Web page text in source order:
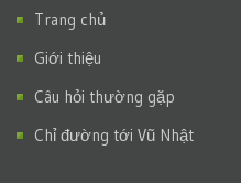
Trang chủ
Giới thiệu
Câu hỏi thường gặp
Chỉ đường tới Vũ Nhật